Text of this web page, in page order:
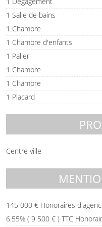
1 Salle de bains
1 Chambre
1 Chambre d'enfants
1 Palier
1 Chambre
1 Chambre
1 Placard
Centre ville
145 000 € Honoraires
6.55% ( 9 500 € ) TTC